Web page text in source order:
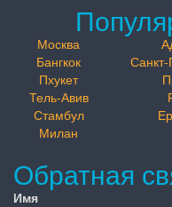
Москва
Бангкок
Санкт-
Пхукет
Тель-Авив
Стамбул
Милан
Обратная
Имя